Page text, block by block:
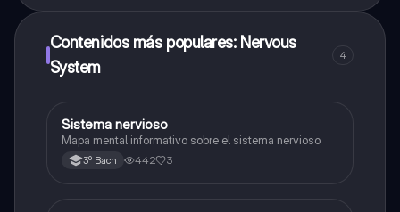
Contenidos más populares: Nervous
System
4
Biología
Sistema nervioso
Mapa mental informativo sobre el sistema nervioso
3º Bach 442 3